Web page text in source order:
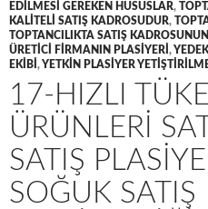
EDILMESI GEREKEN HUSUSLAR,
KALITELI SATIŞ KADROSUDUR,
TOPTANCILIKTA SATIŞ
ÜRETICI FIRMANIN PLASIYERI ,
EKIBI ,YETKIN PLASIYER
17-HIZLI
ÜRÜNLERI
SATIŞ
SOĞUK SATIŞ